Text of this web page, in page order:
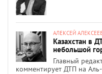
АЛЕКСЕЙ
Казахстан в
небольшой
Главный
комментирует ДТП на